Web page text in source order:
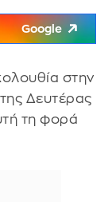
Google
στην
Δευτέρας
τη φορά